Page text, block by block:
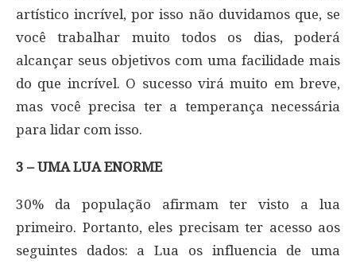
artístico incrível, por isso não duvidamos que, se
você trabalhar muito todos os dias, poderá
alcançar seus objetivos com uma facilidade mais
do que incrível. O sucesso virá muito em breve,
mas você precisa ter a temperança necessária
para lidar com isso.
3 – UMA LUA ENORME
30% da população afirmam ter visto a lua
primeiro. Portanto, eles precisam ter acesso aos
seguintes dados: a Lua os influencia de uma